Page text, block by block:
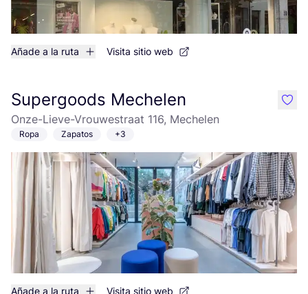
Añade a la ruta Visita sitio web
Supergoods Mechelen
Onze-Lieve-Vrouwestraat 116, Mechelen
Ropa Zapatos +3
Añade a la ruta Visita sitio web
like